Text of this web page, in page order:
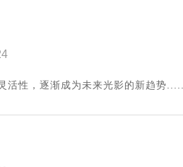
活性，逐渐成为未来光影的新趋势......